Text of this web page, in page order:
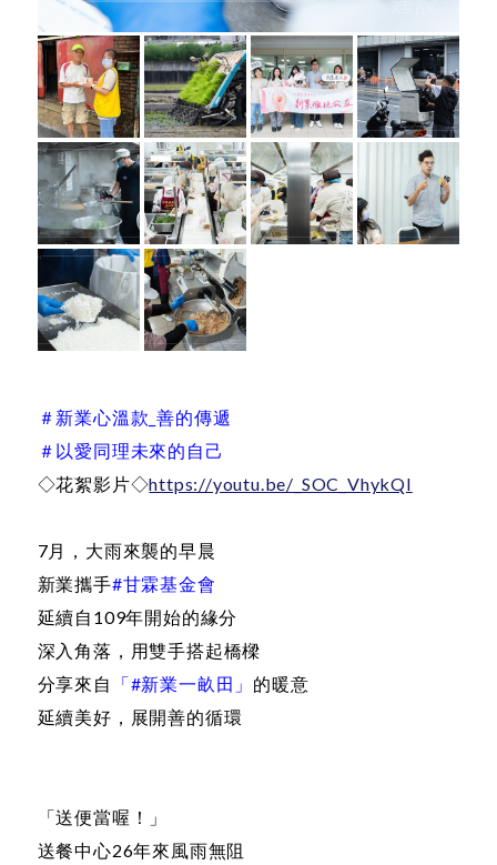
＃新業心溫款_善的傳遞
＃以愛同理未來的自己
◇花絮影片◇https://youtu.be/_SOC_VhykQI
7月，大雨來襲的早晨
新業攜手#甘霖基金會
延續自109年開始的緣分
深入角落，用雙手搭起橋樑
分享來自
「#新業一畝田」 的暖意
延續美好，展開善的循環
「送便當喔！」
送餐中心26年來風雨無阻